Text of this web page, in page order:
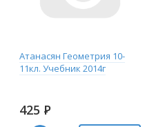
Атанасян Геометрия 10-
11кл. Учебник 2014г
425 Р